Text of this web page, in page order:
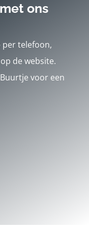
ons
per telefoon,
de website.
voor een